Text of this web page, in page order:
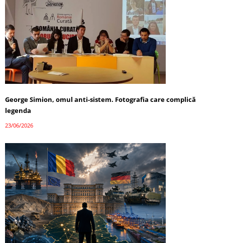
George Simion, omul anti-sistem. Fotografia care complică
legenda
23/06/2026